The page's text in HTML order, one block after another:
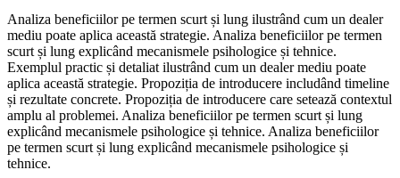
Analiza beneficiilor pe termen scurt și lung ilustrând cum un dealer
mediu poate aplica această strategie. Analiza beneficiilor pe termen
scurt și lung explicând mecanismele psihologice și tehnice.
Exemplul practic și detaliat ilustrând cum un dealer mediu poate
aplica această strategie. Propoziția de introducere includând timeline
și rezultate concrete. Propoziția de introducere care setează contextul
amplu al problemei. Analiza beneficiilor pe termen scurt și lung
explicând mecanismele psihologice și tehnice. Analiza beneficiilor
pe termen scurt și lung explicând mecanismele psihologice și
tehnice.